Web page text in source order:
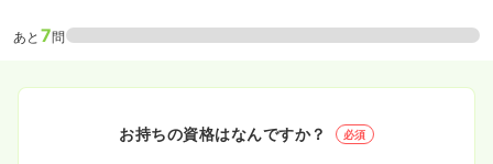
あと 7問
お持ちの資格はなんですか？ 必須